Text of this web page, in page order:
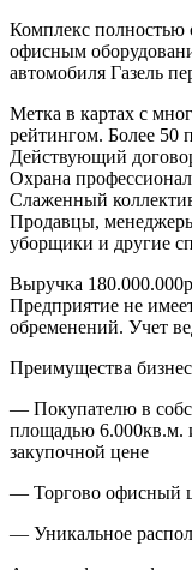
Комплекс полностью
офисным
автомобиля Газель
Метка в картах с
рейтингом. Более 50
Действующий
Охрана
Слаженный
Продавцы,
уборщики и другие
Выручка
Предприятие не
обременений. Учет
Преимущества
— Покупателю в
площадью 6.000кв.м.
закупочной цене
— Торгово офисный
— Уникальное